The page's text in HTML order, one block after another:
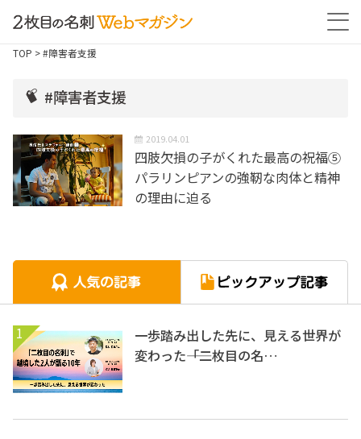
TOP > #障害者支援
#障害者支援
2019.04.01
四肢欠損の子がくれた最高の祝福⑤
パラリンピアンの強靭な肉体と精神
の理由に迫る
1
一歩踏み出した先に、見える世界が
変わった――「二枚目の名…